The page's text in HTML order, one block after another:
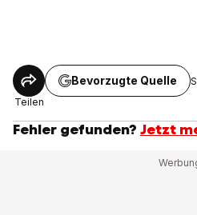
Teilen
Bevorzugte Quelle
Fehler gefunden? Jetzt